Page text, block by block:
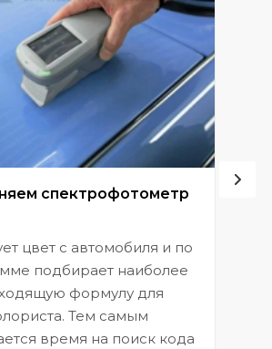
спектрофотометр
цвет с автомобиля и по
подбирает наиболее
формулу для
Тем самым
время на поиск кода